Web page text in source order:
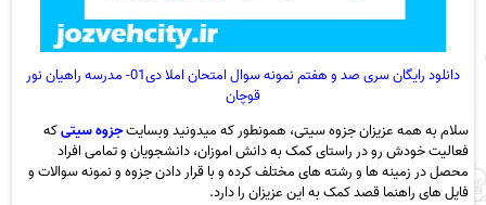
دانلود رایگان سری صد و هفتم نمونه سوال امتحان املا دی01- مدرسه راهیان نور
قوچان
سلام به همه عزیزان جزوه سیتی، همونطور که میدونید وبسایتجزوه سیتیکه
فعالیت خودش رو در راستای کمک به دانش اموزان، دانشجویان و تمامی افراد
محصل در زمینه ها و رشته های مختلف کرده و با قرار دادن جزوه و نمونه سوالات و
فایل های راهنما قصد کمک به این عزیزان را دارد.